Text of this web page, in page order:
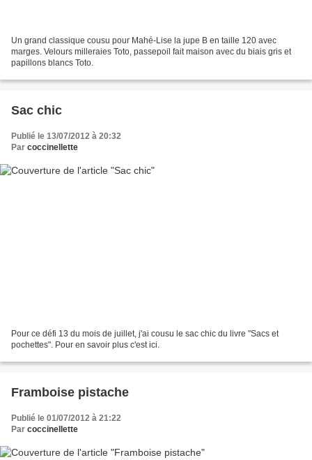
Un grand classique cousu pour Mahé-Lise la jupe B en taille 120 avec
marges. Velours milleraies Toto, passepoil fait maison avec du biais gris et
papillons blancs Toto.
Sac chic
Publié le 13/07/2012 à 20:32
Par coccinellette
Pour ce défi 13 du mois de juillet, j'ai cousu le sac chic du livre "Sacs et
pochettes". Pour en savoir plus c'est ici.
Framboise pistache
Publié le 01/07/2012 à 21:22
Par coccinellette